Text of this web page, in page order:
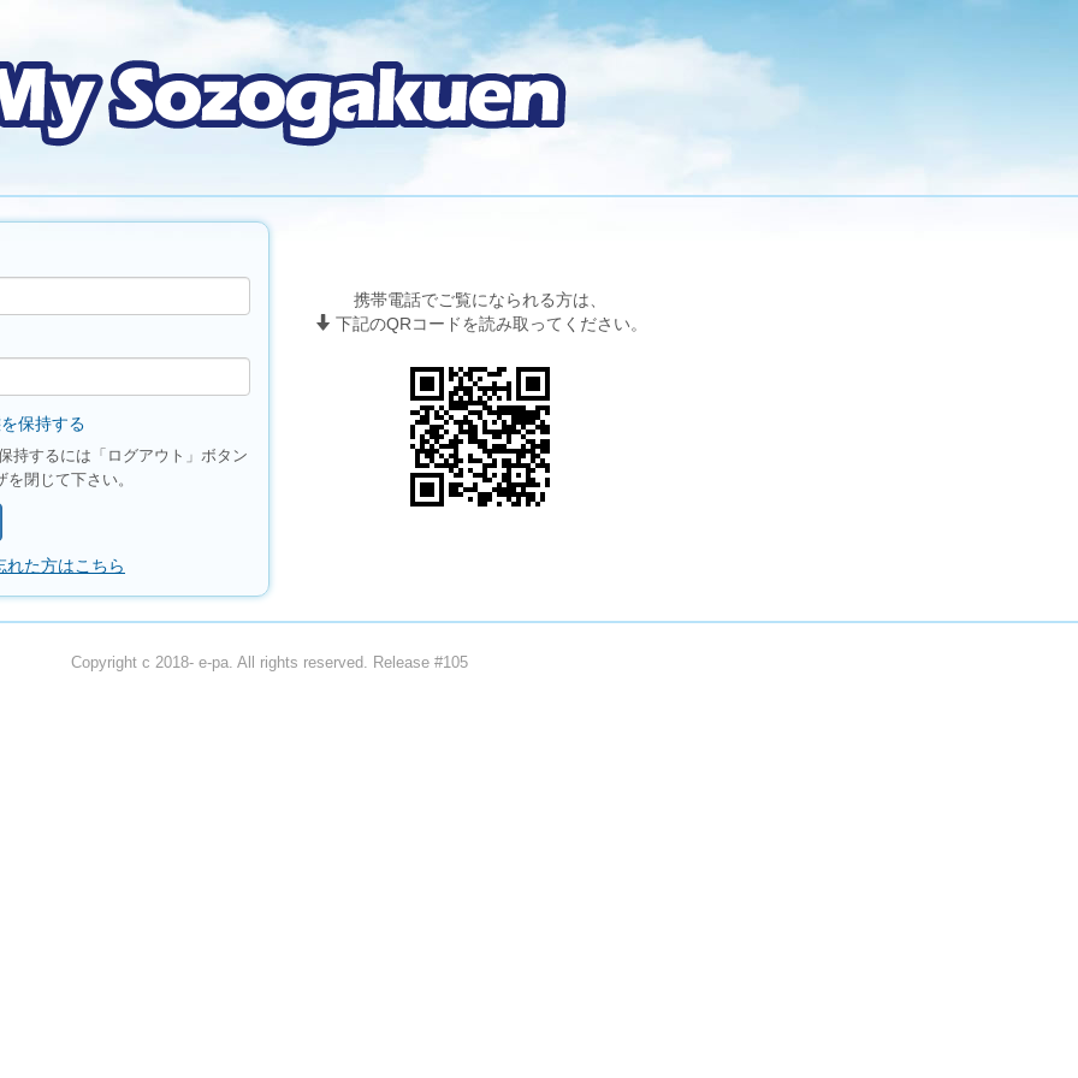
保持する
持するには「ログアウト」ボタン
閉じて下さい。
れた方はこちら
携帯電話でご覧になられる方は、
下記のQRコードを読み取ってください。
Copyright c 2018- e-pa. All rights reserved. Release #105